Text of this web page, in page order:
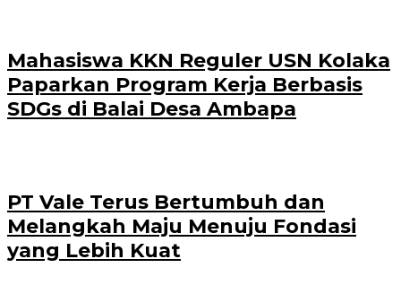
Mahasiswa KKN Reguler USN Kolaka
Paparkan Program Kerja Berbasis
SDGs di Balai Desa Ambapa
PT Vale Terus Bertumbuh dan
Melangkah Maju Menuju Fondasi
yang Lebih Kuat